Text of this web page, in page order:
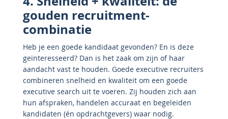
gouden recruitment-
combinatie
Heb je een goede kandidaat gevonden? En is deze
geïnteresseerd? Dan is het zaak om zijn of haar
aandacht vast te houden. Goede executive recruiters
combineren snelheid en kwaliteit om een goede
executive search uit te voeren. Zij houden zich aan
hun afspraken, handelen accuraat en begeleiden
kandidaten (én opdrachtgevers) waar nodig.